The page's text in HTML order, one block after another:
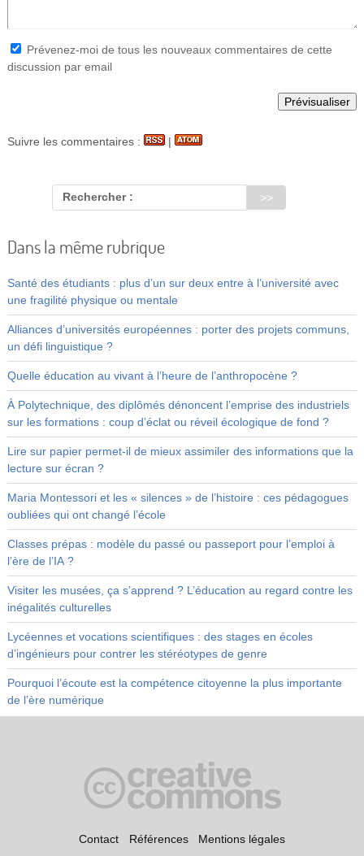
Prévenez-moi de tous les nouveaux commentaires de cette
discussion par email
Suivre les commentaires : |
Rechercher :
Dans la même rubrique
Santé des étudiants : plus d’un sur deux entre à l’université avec
une fragilité physique ou mentale
Alliances d’universités européennes : porter des projets communs,
un défi linguistique ?
Quelle éducation au vivant à l’heure de l’anthropocène ?
À Polytechnique, des diplômés dénoncent l’emprise des industriels
sur les formations : coup d’éclat ou réveil écologique de fond ?
Lire sur papier permet-il de mieux assimiler des informations que la
lecture sur écran ?
Maria Montessori et les « silences » de l’histoire : ces pédagogues
oubliées qui ont changé l’école
Classes prépas : modèle du passé ou passeport pour l’emploi à
l’ère de l’IA ?
Visiter les musées, ça s’apprend ? L’éducation au regard contre les
inégalités culturelles
Lycéennes et vocations scientifiques : des stages en écoles
d’ingénieurs pour contrer les stéréotypes de genre
Pourquoi l’écoute est la compétence citoyenne la plus importante
de l’ère numérique
Contact Références Mentions légales